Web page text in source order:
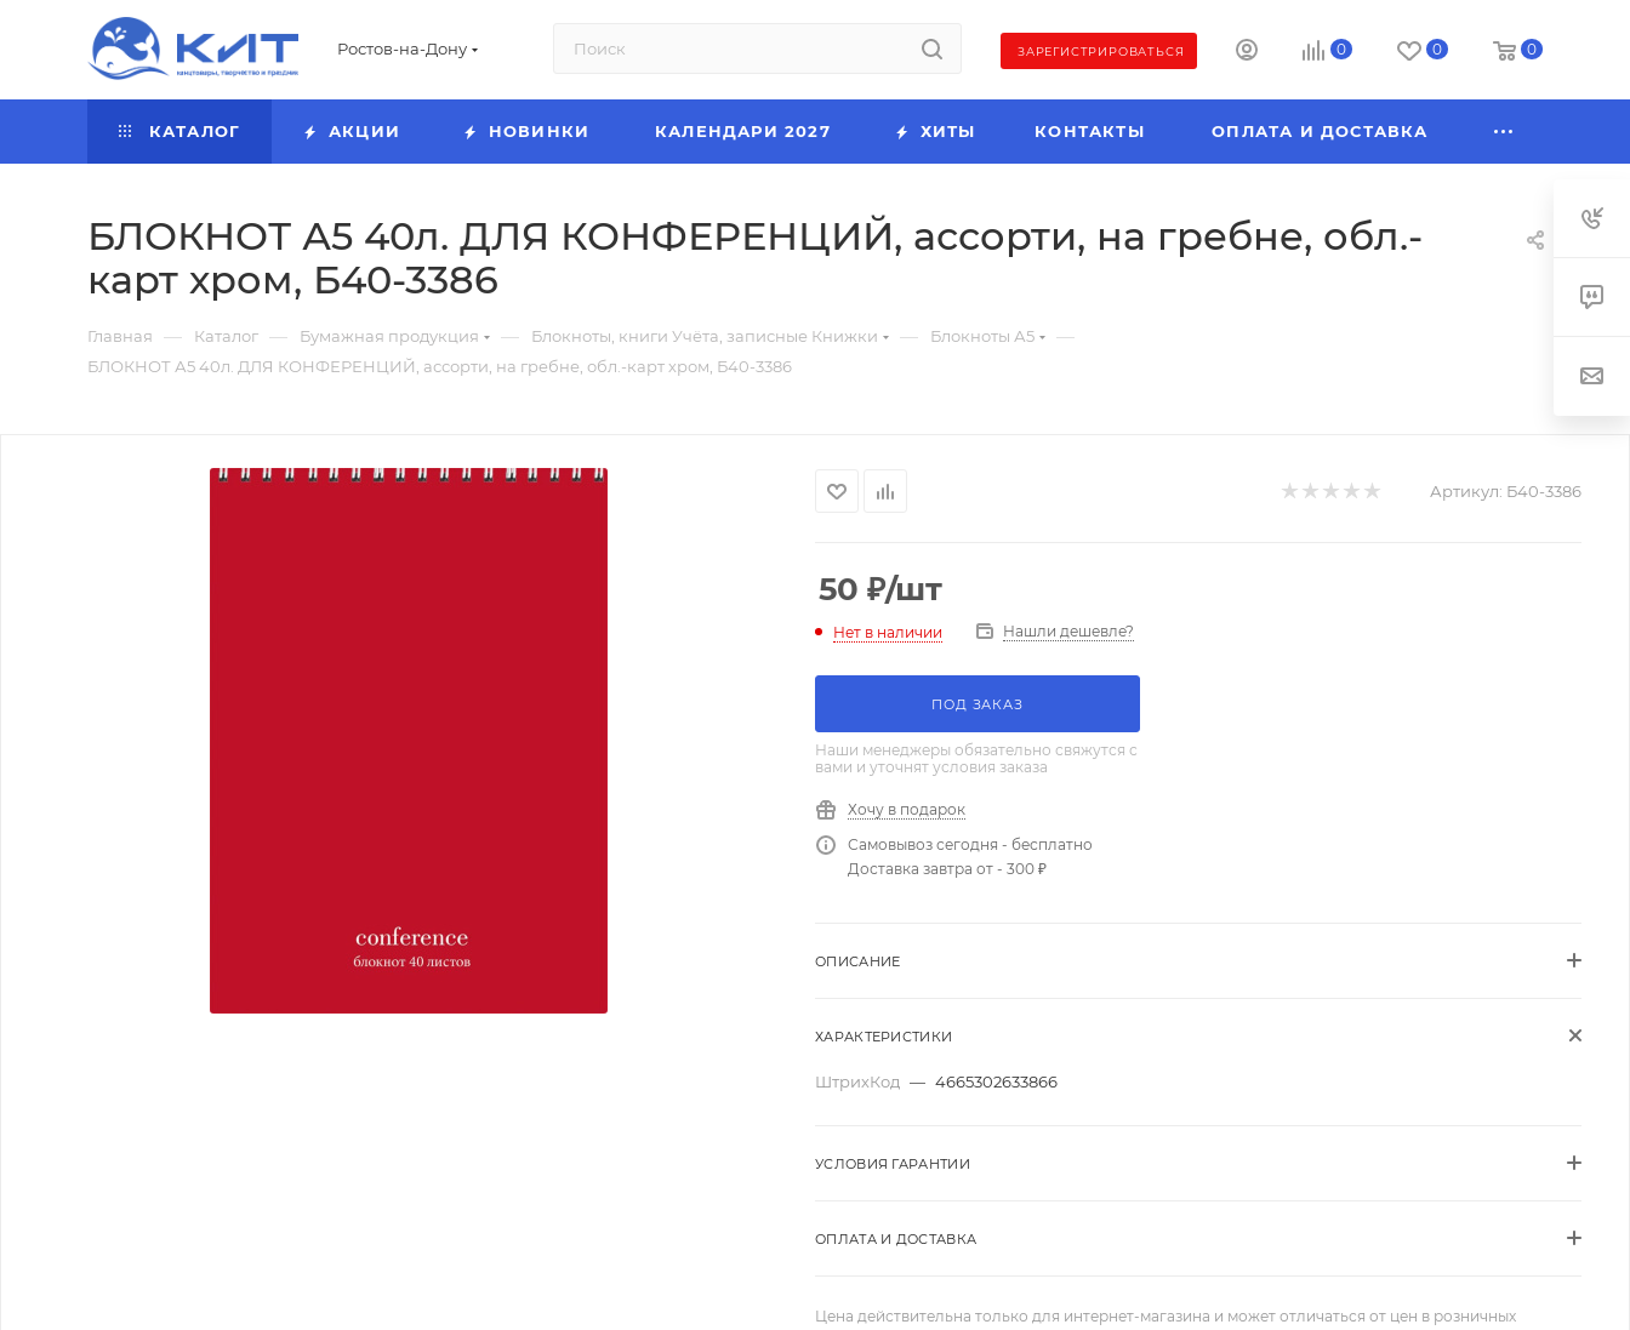
Ростов-на-Дону ЗАРЕГИСТРИРОВАТЬСЯ 0 0 0
КАТАЛОГ АКЦИИ НОВИНКИ КАЛЕНДАРИ 2027 ХИТЫ КОНТАКТЫ ОПЛАТА И ДОСТАВКА
БЛОКНОТ А5 40л. ДЛЯ КОНФЕРЕНЦИЙ, ассорти, на гребне, обл.-
карт хром, Б40-3386
Главная — Каталог — Бумажная продукция — Блокноты, книги Учёта, записные Книжки — Блокноты А5 —
БЛОКНОТ А5 40л. ДЛЯ КОНФЕРЕНЦИЙ, ассорти, на гребне, обл.-карт хром, Б40-3386
Артикул: Б40-3386
50 ₽/шт
Нет в наличии Нашли дешевле?
ПОД ЗАКАЗ
Наши менеджеры обязательно свяжутся с
вами и уточнят условия заказа
Хочу в подарок
Самовывоз сегодня - бесплатно
Доставка завтра от - 300 ₽
ОПИСАНИЕ
ХАРАКТЕРИСТИКИ
ШтрихКод — 4665302633866
УСЛОВИЯ ГАРАНТИИ
ОПЛАТА И ДОСТАВКА
Цена действительна только для интернет-магазина и может отличаться от цен в розничных